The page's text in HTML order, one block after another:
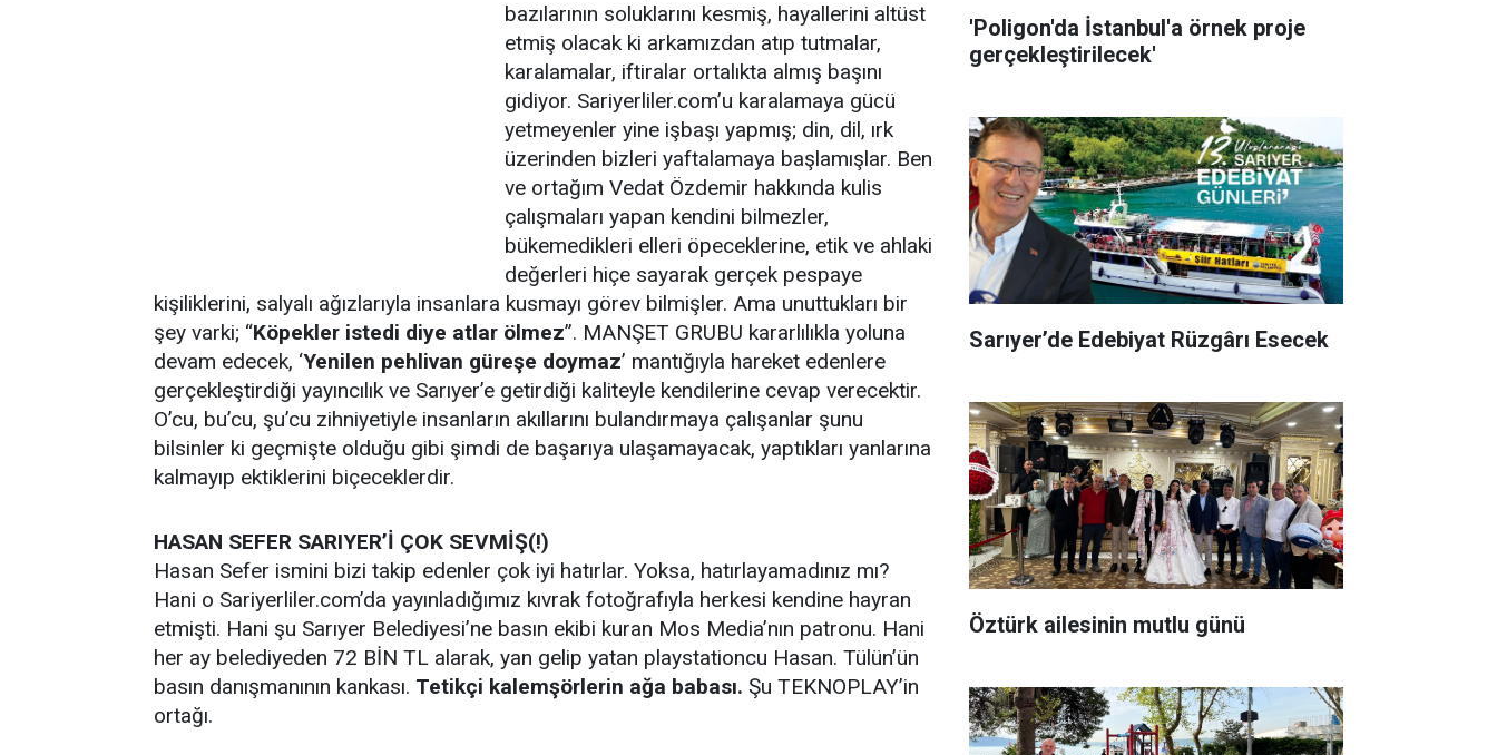
bazılarının soluklarını kesmiş, hayallerini altüst
etmiş olacak ki arkamızdan atıp tutmalar,
karalamalar, iftiralar ortalıkta almış başını
gidiyor. Sariyerliler.com’u karalamaya gücü
yetmeyenler yine işbaşı yapmış; din, dil, ırk
üzerinden bizleri yaftalamaya başlamışlar. Ben
ve ortağım Vedat Özdemir hakkında kulis
çalışmaları yapan kendini bilmezler,
bükemedikleri elleri öpeceklerine, etik ve ahlaki
değerleri hiçe sayarak gerçek pespaye
kişiliklerini, salyalı ağızlarıyla insanlara kusmayı görev bilmişler. Ama unuttukları bir
şey varki; “Köpekler istedi diye atlar ölmez”. MANŞET GRUBU kararlılıkla yoluna
devam edecek, ‘Yenilen pehlivan güreşe doymaz’ mantığıyla hareket edenlere
gerçekleştirdiği yayıncılık ve Sarıyer’e getirdiği kaliteyle kendilerine cevap verecektir.
O’cu, bu’cu, şu’cu zihniyetiyle insanların akıllarını bulandırmaya çalışanlar şunu
bilsinler ki geçmişte olduğu gibi şimdi de başarıya ulaşamayacak, yaptıkları yanlarına
kalmayıp ektiklerini biçeceklerdir.
HASAN SEFER SARIYER’İ ÇOK SEVMİŞ(!)
Hasan Sefer ismini bizi takip edenler çok iyi hatırlar. Yoksa, hatırlayamadınız mı?
Hani o Sariyerliler.com’da yayınladığımız kıvrak fotoğrafıyla herkesi kendine hayran
etmişti. Hani şu Sarıyer Belediyesi’ne basın ekibi kuran Mos Media’nın patronu. Hani
her ay belediyeden 72 BİN TL alarak, yan gelip yatan playstationcu Hasan. Tülün’ün
basın danışmanının kankası. Tetikçi kalemşörlerin ağa babası. Şu TEKNOPLAY’in
ortağı.
'Poligon'da İstanbul'a örnek proje
gerçekleştirilecek'
Sarıyer’de Edebiyat Rüzgârı Esecek
Öztürk ailesinin mutlu günü